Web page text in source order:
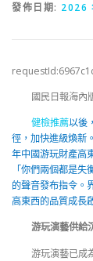
發佈日期: 2026
國民日報海內
健檢推薦以後
徑，加快進級煥新
年中國游玩財產高
「你們兩個都是
的聲音發布指令。
高東西的品質成長
游玩演藝供給
游玩演藝已成